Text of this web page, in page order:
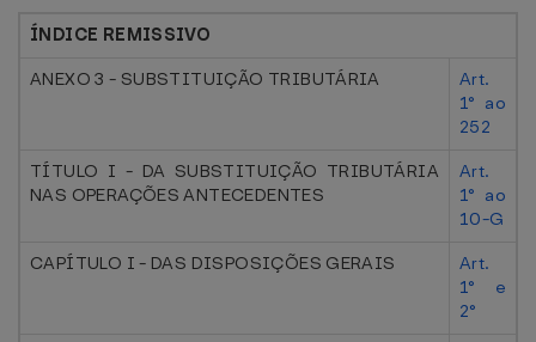
ÍNDICE REMISSIVO
ANEXO 3 - SUBSTITUIÇÃO TRIBUTÁRIA
Art.
1° ao
252
TÍTULO I - DA SUBSTITUIÇÃO TRIBUTÁRIA
NAS OPERAÇÕES ANTECEDENTES
Art.
1° ao
10-G
CAPÍTULO I - DAS DISPOSIÇÕES GERAIS
Art.
1° e
2°